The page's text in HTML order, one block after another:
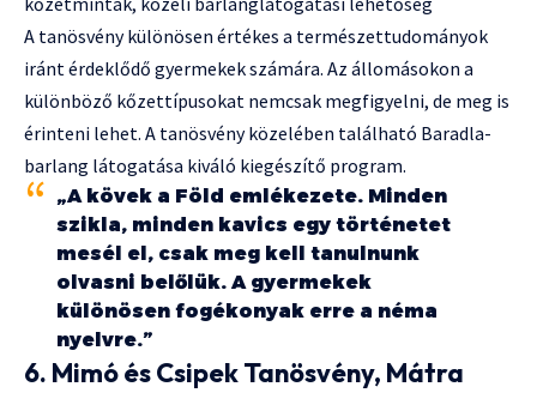
A tanösvény különösen értékes a természettudományok
iránt érdeklődő gyermekek számára. Az állomásokon a
különböző kőzettípusokat nemcsak megfigyelni, de meg is
érinteni lehet. A tanösvény közelében található Baradla-
barlang látogatása kiváló kiegészítő program.
„A kövek a Föld emlékezete. Minden
szikla, minden kavics egy történetet
mesél el, csak meg kell tanulnunk
olvasni belőlük. A gyermekek
különösen fogékonyak erre a néma
nyelvre.”
6. Mimó és Csipek Tanösvény, Mátra